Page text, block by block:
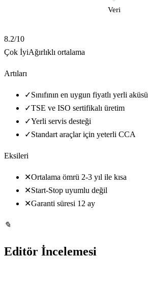
Veri
8.2/10
Çok İyiAğırlıklı ortalama
Artıları
✓Sınıfının en uygun fiyatlı yerli aküsü
✓TSE ve ISO sertifikalı üretim
✓Yerli servis desteği
✓Standart araçlar için yeterli CCA
Eksileri
✕Ortalama ömrü 2-3 yıl ile kısa
✕Start-Stop uyumlu değil
✕Garanti süresi 12 ay
✎
Editör İncelemesi